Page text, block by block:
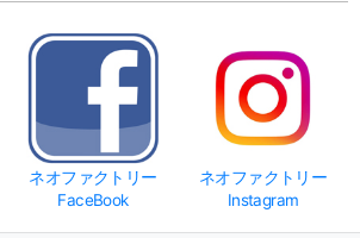
ネオファクトリー
FaceBook
ネオファクトリー
Instagram